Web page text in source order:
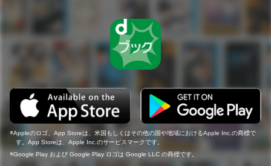
Appleのロゴ、App Storeは、米国もしくはその他の国や地域におけるApple Inc.の商標で
す。App Storeは、Apple Inc.のサービスマークです。
Google Play および Google Play ロゴは Google LLC の商標です。